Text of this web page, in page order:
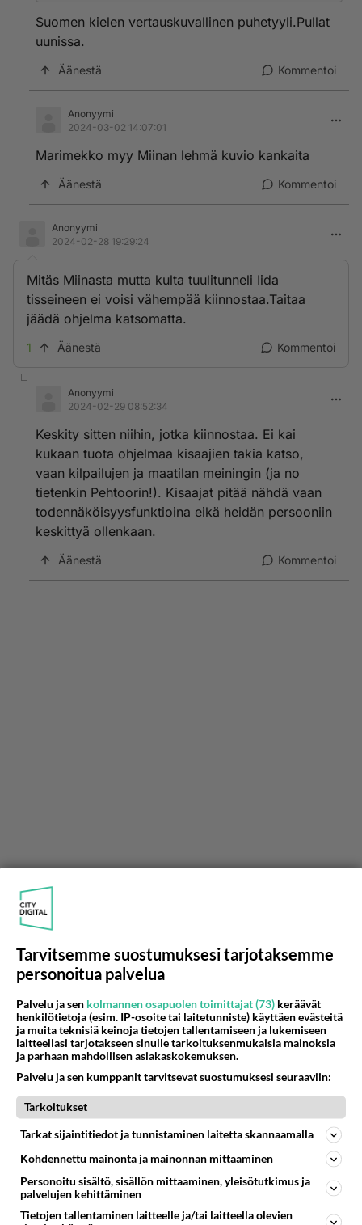
Suomen kielen vertauskuvallinen puhetyyli.Pullat
uunissa.
Äänestä Kommentoi
Anonyymi
2024-03-02 14:07:01
Marimekko myy Miinan lehmä kuvio kankaita
Äänestä Kommentoi
Anonyymi
2024-02-28 19:29:24
Mitäs Miinasta mutta kulta tuulitunneli Iida
tisseineen ei voisi vähempää kiinnostaa.Taitaa
jäädä ohjelma katsomatta.
1 Äänestä Kommentoi
Anonyymi
2024-02-29 08:52:34
Keskity sitten niihin, jotka kiinnostaa. Ei kai
kukaan tuota ohjelmaa kisaajien takia katso,
vaan kilpailujen ja maatilan meiningin (ja no
tietenkin Pehtoorin!). Kisaajat pitää nähdä vaan
todennäköisyysfunktioina eikä heidän persooniin
keskittyä ollenkaan.
Äänestä Kommentoi
Oikein! Miina on erinomainen yksilö, mutta minkä
helvetin takia sinne pitää kaikenlaisia vähälle
jääneitä bimboja ottaa mukaan.
Äänestä
Anonyymi
2024-02-29 12:12:16
Hmm...Onni ei tule ulkonaisesta,Onni tulee
Äänestä Kommentoi
Anonyymi
2024-02-29 13:48:48
Tarvitsemme suostumuksesi tarjotaksemme
personoitua palvelua
Palvelu ja sen kolmannen osapuolen toimittajat (73) keräävät
henkilötietoja (esim. IP-osoite tai laitetunniste) käyttäen evästeitä
ja muita teknisiä keinoja tietojen tallentamiseen ja lukemiseen
laitteellasi tarjotakseen sinulle tarkoituksenmukaisia mainoksia
ja parhaan mahdollisen asiakaskokemuksen.
Palvelu ja sen kumppanit tarvitsevat suostumuksesi seuraaviin:
Tarkoitukset
Tarkat sijaintitiedot ja tunnistaminen laitetta skannaamalla
Kohdennettu mainonta ja mainonnan mittaaminen
Personoitu sisältö, sisällön mittaaminen, yleisötutkimus ja
palvelujen kehittäminen
Tietojen tallentaminen laitteelle ja/tai laitteella olevien